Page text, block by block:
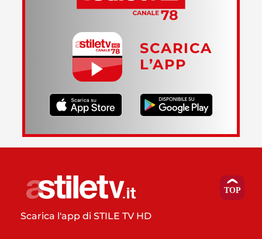
SCARICA
L’APP
Scarica l'app di STILE TV HD